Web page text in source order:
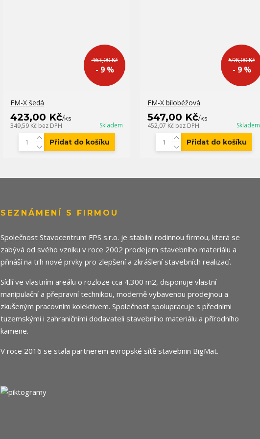
463,00 Kč
- 9 %
FM-X šedá
423,00 Kč/ks
349,59 Kč bez DPH Skladem
Přidat do košíku
598,00 Kč
- 9 %
FM-X bílobéžová
547,00 Kč/ks
452,07 Kč bez DPH Skladem
Přidat do košíku
SEZNÁMENÍ S FIRMOU
Společnost Stavocentrum FPS s.r.o. je stabilní rodinnou firmou, která se
zabývá od svého vzniku v roce 2002 prodejem stavebního materiálu a
přináší na trh nové prvky pro zlepšení a zkrášlení stavebních realizací.
Sídlí ve vlastním areálu o rozloze cca 4.300 m2, disponuje vlastní
manipulační a přepravní technikou, moderně vybavenou prodejnou a
zkušeným pracovním kolektivem. Společnost spolupracuje s předními
tuzemskými i zahraničními dodavateli stavebního materiálu a přírodního
kamene.
V roce 2016 se stala partnerem evropské sítě stavebnin BigMat.